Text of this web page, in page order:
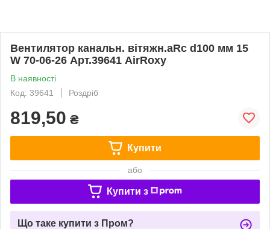
Вентилятор канальн. вітяжн.aRc d100 мм 15
W 70-06-26 Арт.39641 AirRoxy
В наявності
Код: 39641
Роздріб
819,50 ₴
Купити
або
Купити з
Що таке купити з Пром?